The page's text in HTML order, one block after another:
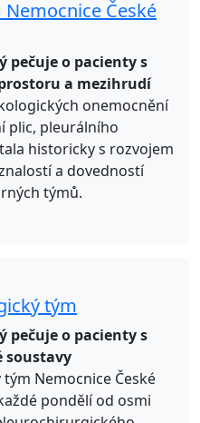
České
pečuje o pacienty s
a mezihrudí
onemocnění
plic, pleurálního
historicky s rozvojem
a dovedností
týmů.
tým
pečuje o pacienty s
soustavy
Nemocnice České
pondělí od osmi